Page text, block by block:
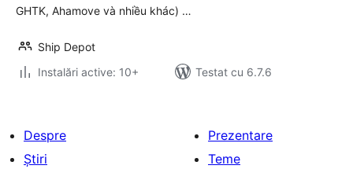
GHTK, Ahamove và nhiều khác) …
Ship Depot
Instalări active: 10+
Testat cu 6.7.6
Despre
Știri
Prezentare
Teme